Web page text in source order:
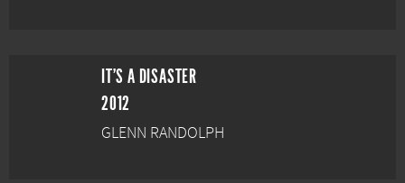
IT'S A DISASTER
2012
GLENN RANDOLPH